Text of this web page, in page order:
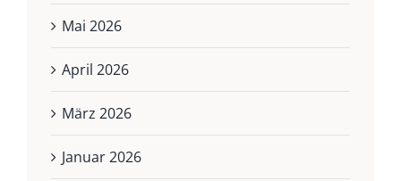
Mai 2026
April 2026
März 2026
Januar 2026